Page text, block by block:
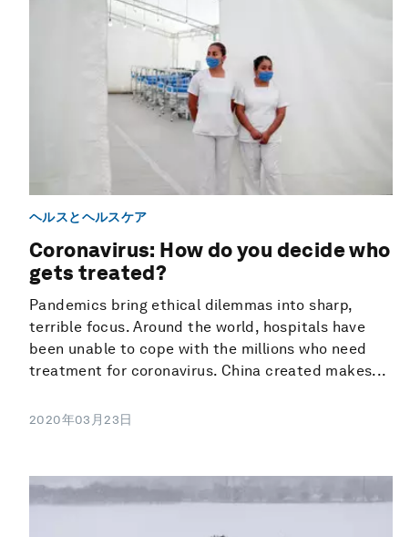
ヘルスとヘルスケア
Coronavirus: How do you decide who
gets treated?
Pandemics bring ethical dilemmas into sharp,
terrible focus. Around the world, hospitals have
been unable to cope with the millions who need
treatment for coronavirus. China created makes...
2020年03月23日